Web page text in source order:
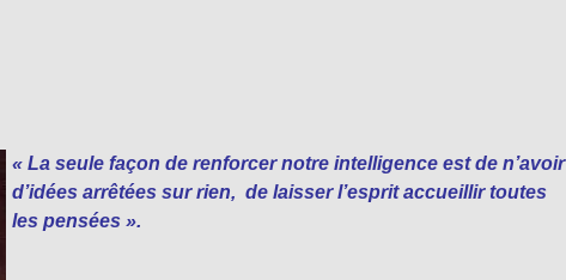
« La seule façon de renforcer notre intelligence est de n’avoir
d’idées arrêtées sur rien, de laisser l’esprit accueillir toutes
les pensées ».